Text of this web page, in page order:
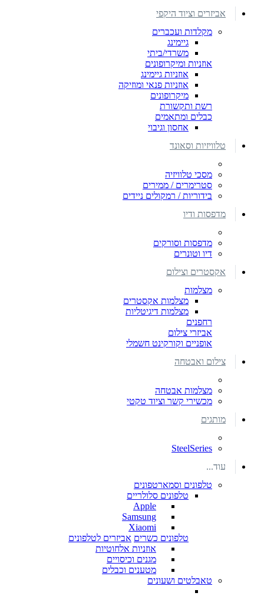
אביזרים וציוד היקפי
מקלדות ועכברים
גיימינג
משרדי/ביתי
אוזניות ומיקרופונים
אוזניות גיימינג
אוזניות פנאי ומוזיקה
מיקרופונים
רשת ותקשורת
כבלים ומתאמים
אחסון וגיבוי
טלוויזיות וסאונד
מסכי טלוויזיה
סטרימרים / ממירים
בידוריות / רמקולים ניידים
מדפסות ודיו
מדפסות וסורקים
דיו וטונרים
אקסטרים וצילום
מצלמות
מצלמות אקסטרים
מצלמות דיגיטליות
רחפנים
אביזרי צילום
אופניים וקורקינט חשמלי
צילום ואבטחה
מצלמות אבטחה
מכשירי קשר וציוד טקטי
מותגים
SteelSeries
עוד...
טלפונים וסמארטפונים
טלפונים סלולריים
Apple
Samsung
Xiaomi
טלפונים כשרים אביזרים לטלפונים
אוזניות אלחוטיות
מגנים וכיסויים
מטענים וכבלים
טאבלטים ושעונים